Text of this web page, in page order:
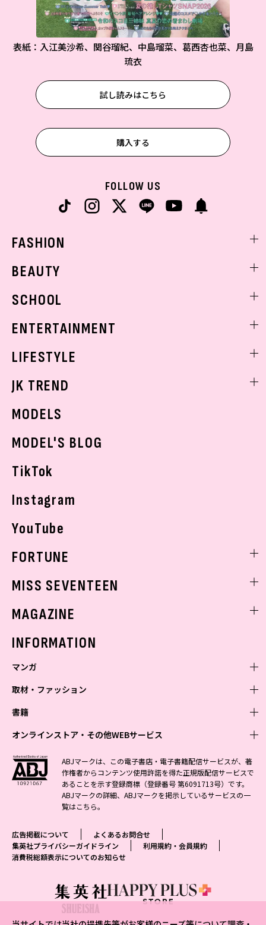
表紙：入江美沙希、関谷瑠紀、中島瑠菜、葛西杏也菜、月島
琉衣
試し読みはこちら
購入する
FOLLOW US
FASHION
着回し
BEAUTY
ベストコスメ
ボディケア
SCHOOL
学校ヘアメイク
ENTERTAINMENT
K-POP
LIFESTYLE
モデルの購入品
JK TREND
MODELS
MODEL'S BLOG
TikTok
Instagram
YouTube
FORTUNE
MISS SEVENTEEN
MAGAZINE
INFORMATION
マンガ
少年マンガ
Vジャンプ
最強ジャンプ
少年ジャンプ+
ジャンプTOON
ジャンプルーキー！
S-MANGA
集英社コミック文庫
青年マンガ
ZEBRACK
S-MANGA
集英社ジャンプリミックス
週刊ヤングジャンプ
ヤングジャンプ定期購読デジタル
となりのヤングジャンプ
グランドジャンプ
少女マンガ
ZEBRACK
S-MANGA
集英社コミック文庫
マーガレット
別冊マーガレット
リマコミ
マンガMeets
女性マンガ
ジャンプTOON
集英社コミック文庫
マンガMee公式サイト
リマコミ
Cookie
取材・ファッション
ファッション・美容
BAILA
MAQUIA
eclat
T JAPAN
MEN'S NON-NO
芸能・情報・スポーツ
週プレNEWS
週プレ グラジャパ!
書籍
文芸・文庫・総合
小説すばる
集英社 文芸ステーション
web 集英社文庫
アジア人物史
学芸・ノンフィクション・新書
1日5分で、明日は変わる よみタイ yomitai
集英社学芸部 - 学芸・ノンフィクション
集英社ビジネス書
集英社新書プラス - 知の水先案内人
kotoba
情報・知識＆オピニオン imidas
ライトノベル・ノベライズ
集英社オレンジ文庫
JUMP j-BOOKS
ダッシュエックス文庫公式サイト
集英社Webマガジン コバルト
集英社の児童図書 S-KIDS.LAND
オンラインストア・その他WEBサービス
オンラインストア
OTO
SHUEISHA MANGA-ART HERITAGE
ジャンプキャラクターズストア
HAPPY PLUS STORE
SHUEISHA VOX
LEEマルシェ
eclat premium
その他WEBサービス
集英社アドナビ
集英社エディターズ・ラボ
ABJマークは、この電子書店・電子書籍配信サービスが、著
作権者からコンテンツ使用許諾を得た正規版配信サービスで
あることを示す登録商標（登録番号 第6091713号）です。
ABJマークの詳細、ABJマークを掲示しているサービスの一
覧はこちら。
広告掲載について
よくあるお問合せ
集英社プライバシーガイドライン
利用規約・会員規約
消費税総額表示についてのお知らせ